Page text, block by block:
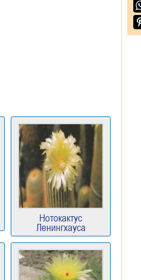
Нотокактус
Ленингхауса